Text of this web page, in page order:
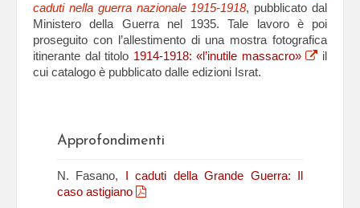
caduti nella guerra nazionale 1915-1918, pubblicato dal
Ministero della Guerra nel 1935. Tale lavoro è poi
proseguito con l’allestimento di una mostra fotografica
itinerante dal titolo 1914-1918: «l’inutile massacro»
il
cui catalogo è pubblicato dalle edizioni Israt.
Approfondimenti
N. Fasano,
I caduti della Grande Guerra: Il
caso astigiano